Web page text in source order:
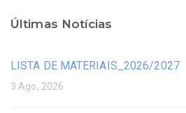
Últimas Notícias
LISTA DE MATERIAIS_2026/2027
3 Ago, 2026